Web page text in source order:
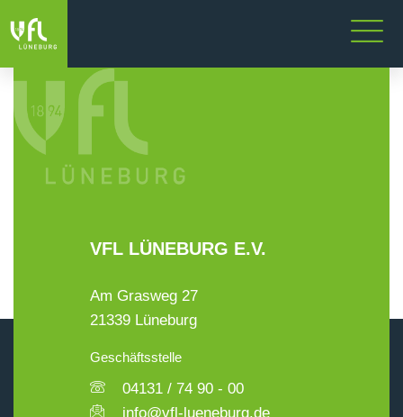
VFL LÜNEBURG E.V.
Am Grasweg 27
21339 Lüneburg
Geschäftsstelle
04131 / 74 90 - 00
info@vfl-lueneburg.de